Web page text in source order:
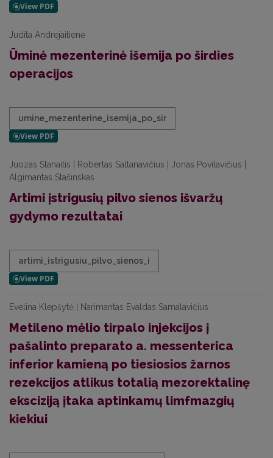
Judita Andrejaitienė
Ūminė mezenterinė išemija po širdies
operacijos
umine_mezenterine_isemija_po_sir
Juozas Stanaitis | Robertas Saltanavičius | Jonas Povilavičius |
Algimantas Stašinskas
Artimi įstrigusių pilvo sienos išvaržų
gydymo rezultatai
artimi_istrigusiu_pilvo_sienos_i
Evelina Klepšytė | Narimantas Evaldas Samalavičius
Metileno mėlio tirpalo injekcijos į
pašalinto preparato a. messenterica
inferior kamieną po tiesiosios žarnos
rezekcijos atlikus totalią mezorektalinę
eksciziją įtaka aptinkamų limfmazgių
kiekiui